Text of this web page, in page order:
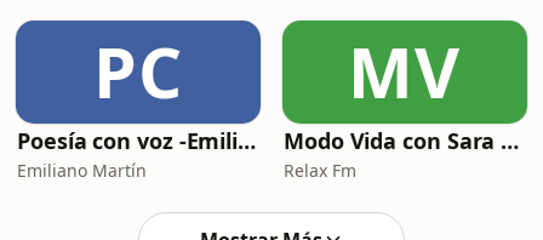
PC
Poesía con voz -Emiliano Martín- Podcasts
Emiliano Martín
MV
Modo Vida con Sara Manzaneque
Relax Fm